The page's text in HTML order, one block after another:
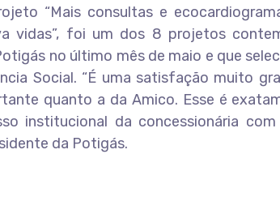
“Mais consultas e
vidas”, foi um dos 8 projetos
no último mês de maio e que
Social. “É uma satisfação muito
quanto a da Amico. Esse é
institucional da concessionária com
da Potigás.